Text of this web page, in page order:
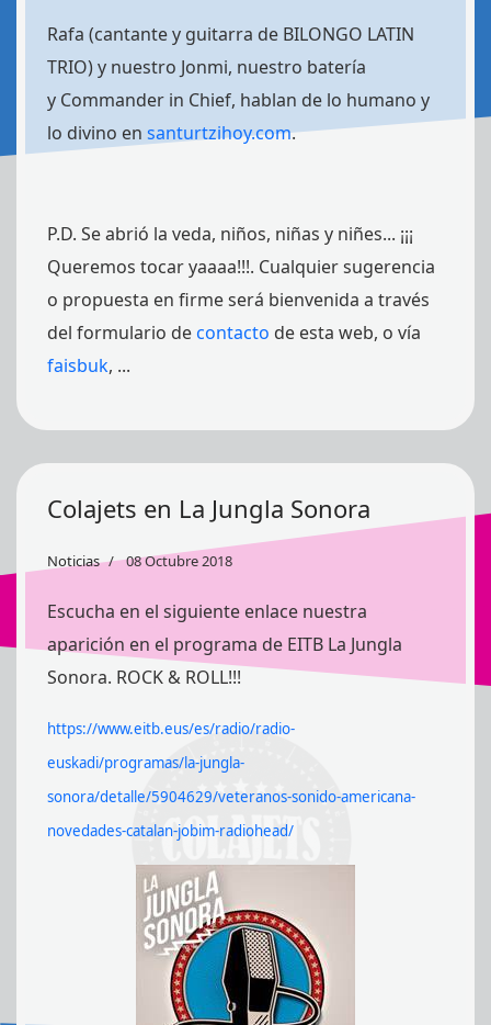
Rafa (cantante y guitarra de BILONGO LATIN
TRIO) y nuestro Jonmi, nuestro batería
y Commander in Chief, hablan de lo humano y
lo divino en santurtzihoy.com.
P.D. Se abrió la veda, niños, niñas y niñes... ¡¡¡
Queremos tocar yaaaa!!!. Cualquier sugerencia
o propuesta en firme será bienvenida a través
del formulario decontacto de esta web, o vía
faisbuk, ...
Colajets en La Jungla Sonora
Noticias 08 Octubre 2018
Escucha en el siguiente enlace nuestra
aparición en el programa de EITB La Jungla
Sonora. ROCK & ROLL!!!
https://www.eitb.eus/es/radio/radio-
euskadi/programas/la-jungla-
sonora/detalle/5904629/veteranos-sonido-americana-
novedades-catalan-jobim-radiohead/